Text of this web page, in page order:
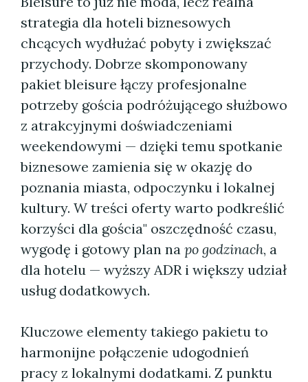
strategia dla hoteli biznesowych
chcących wydłużać pobyty i zwiększać
przychody. Dobrze skomponowany
pakiet bleisure łączy profesjonalne
potrzeby gościa podróżującego służbowo
z atrakcyjnymi doświadczeniami
weekendowymi — dzięki temu spotkanie
biznesowe zamienia się w okazję do
poznania miasta, odpoczynku i lokalnej
kultury. W treści oferty warto podkreślić
korzyści dla gościa" oszczędność czasu,
wygodę i gotowy plan na po godzinach, a
dla hotelu — wyższy ADR i większy udział
usług dodatkowych.
Kluczowe elementy takiego pakietu to
harmonijne połączenie udogodnień
pracy z lokalnymi dodatkami. Z punktu